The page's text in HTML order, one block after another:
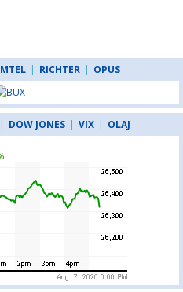
MTEL | RICHTER | OPUS
| DOW JONES | VIX | OLAJ